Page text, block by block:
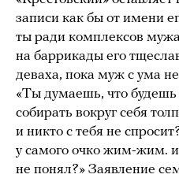
записи как бы от имени
ты ради комплексов
на баррикады его
деваха, пока муж с ума
«Ты думаешь, что будешь
собирать вокруг себя
и никто с тебя не
у самого очко жим-жим.
не понял?» Заявление